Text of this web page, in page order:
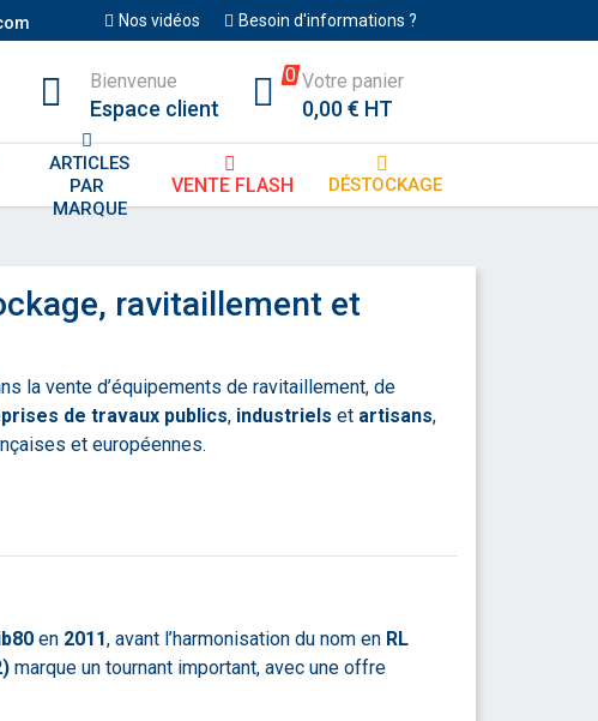
Nos vidéos Besoin d'informations ?
ARTICLES
PAR
MARQUE
VENTE FLASH DÉSTOCKAGE
Bienvenue
Espace client
0 Votre panier
0,00 € HT
ravitaillement et
la vente d’équipements de ravitaillement, de
de travaux publics, industriels et artisans,
et européennes.
en 2011, avant l’harmonisation du nom en RL
marque un tournant important, avec une offre